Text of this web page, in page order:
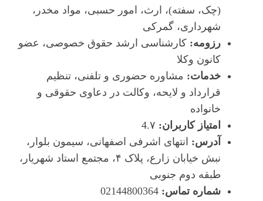
(چک، سفته)، ارث، امور حسبی، مواد مخدر،
شهرداری، گمرکی
رزومه: کارشناسی ارشد حقوق خصوصی، عضو
کانون وکلا
خدمات: مشاوره حضوری و تلفنی، تنظیم
قرارداد و لایحه، وکالت در دعاوی حقوقی و
خانواده
امتیاز کاربران:
آدرس: انتهای اشرفی اصفهانی، سیمون بلوار،
نبش خیابان زارع، پلاک ۴، مجتمع استاد شهریار،
طبقه دوم جنوبی
شماره تماس: 02144800364